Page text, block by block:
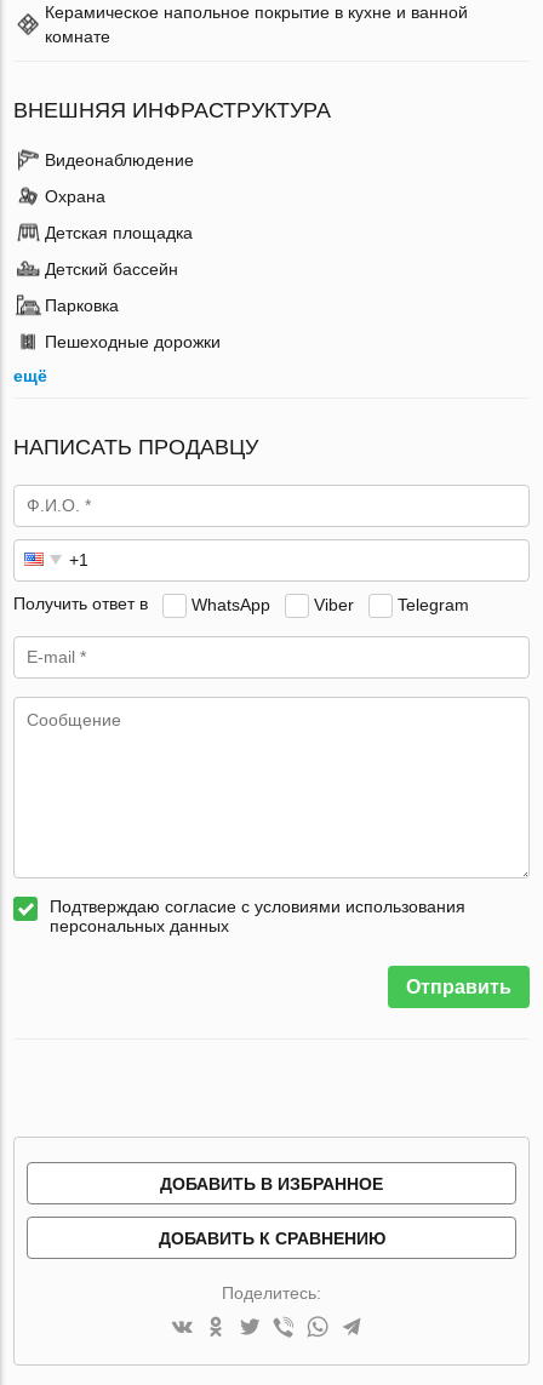
Керамическое напольное покрытие в кухне и ванной
комнате
ВНЕШНЯЯ ИНФРАСТРУКТУРА
Видеонаблюдение
Охрана
Детская площадка
Детский бассейн
Парковка
Пешеходные дорожки
ещё
НАПИСАТЬ ПРОДАВЦУ
Получить ответ в WhatsApp Viber Telegram
Подтверждаю согласие с условиями использования
персональных данных
Отправить
ДОБАВИТЬ В ИЗБРАННОЕ
ДОБАВИТЬ К СРАВНЕНИЮ
Поделитесь: